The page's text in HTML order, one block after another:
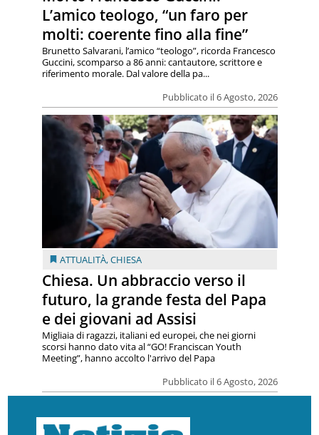
L’amico teologo, “un faro per
molti: coerente fino alla fine”
Pubblicato il 6 Agosto, 2026
Brunetto Salvarani, l’amico “teologo”, ricorda Francesco
Guccini, scomparso a 86 anni: cantautore, scrittore e
riferimento morale. Dal valore della pa...
ATTUALITÀ,CHIESA
Chiesa. Un abbraccio verso il
futuro, la grande festa del Papa
e dei giovani ad Assisi
Pubblicato il 6 Agosto, 2026
Migliaia di ragazzi, italiani ed europei, che nei giorni
scorsi hanno dato vita al “GO! Franciscan Youth
Meeting”, hanno accolto l'arrivo del Papa